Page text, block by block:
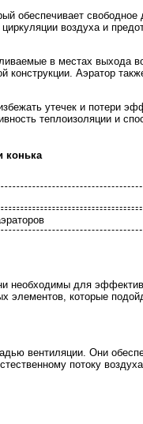
обеспечивает свободное
воздуха и
в местах выхода
конструкции. Аэратор
утечек и потери
теплоизоляции и
конька
необходимы для
элементов, которые
вентиляции. Они
потоку